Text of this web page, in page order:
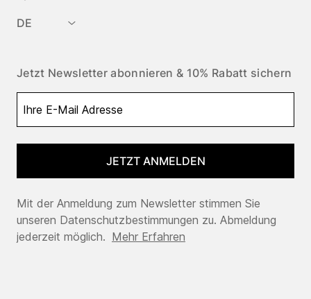
DE
Jetzt Newsletter abonnieren & 10% Rabatt sichern
JETZT ANMELDEN
Mit der Anmeldung zum Newsletter stimmen Sie
unseren Datenschutzbestimmungen zu. Abmeldung
jederzeit möglich. Mehr Erfahren